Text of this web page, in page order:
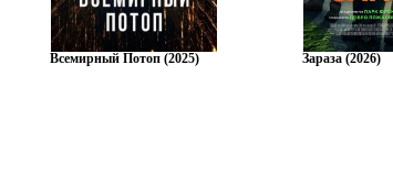
Всемирный Потоп (2025) Зараза (2026)